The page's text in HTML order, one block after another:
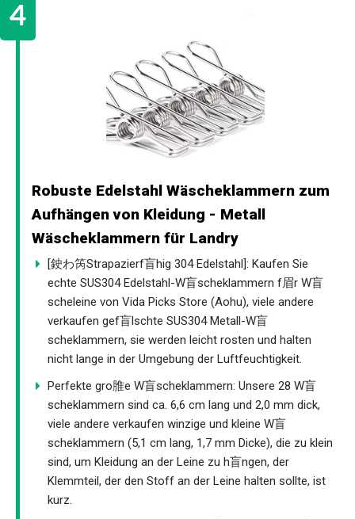
Robuste Edelstahl Wäscheklammern zum
Aufhängen von Kleidung - Metall
Wäscheklammern für Landry
[鉂わ笍Strapazierf盲hig 304 Edelstahl]: Kaufen Sie
echte SUS304 Edelstahl-W盲scheklammern f眉r W盲
scheleine von Vida Picks Store (Aohu), viele andere
verkaufen gef盲lschte SUS304 Metall-W盲
scheklammern, sie werden leicht rosten und halten
nicht lange in der Umgebung der Luftfeuchtigkeit.
Perfekte gro脽e W盲scheklammern: Unsere 28 W盲
scheklammern sind ca. 6,6 cm lang und 2,0 mm dick,
viele andere verkaufen winzige und kleine W盲
scheklammern (5,1 cm lang, 1,7 mm Dicke), die zu klein
sind, um Kleidung an der Leine zu h盲ngen, der
Klemmteil, der den Stoff an der Leine halten sollte, ist
kurz.